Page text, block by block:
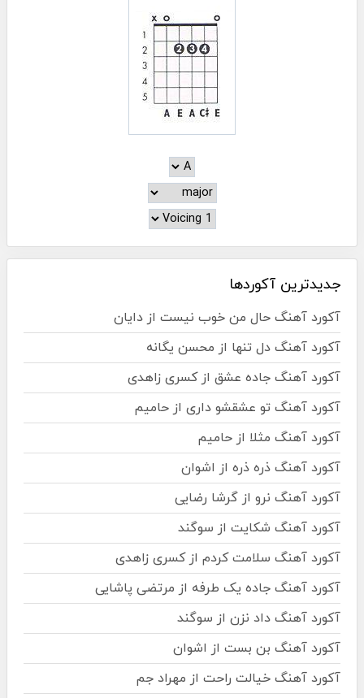
جدیدترین آکوردها
آکورد آهنگ حال من خوب نیست از دایان
آکورد آهنگ دل تنها از محسن یگانه
آکورد آهنگ جاده عشق از کسری زاهدی
آکورد آهنگ تو عشقشو داری از حامیم
آکورد آهنگ مثلا از حامیم
آکورد آهنگ ذره ذره از اشوان
آکورد آهنگ نرو از گرشا رضایی
آکورد آهنگ شکایت از سوگند
آکورد آهنگ سلامت کردم از کسری زاهدی
آکورد آهنگ جاده یک طرفه از مرتضی پاشایی
آکورد آهنگ داد نزن از سوگند
آکورد آهنگ بن بست از اشوان
آکورد آهنگ خیالت راحت از مهراد جم